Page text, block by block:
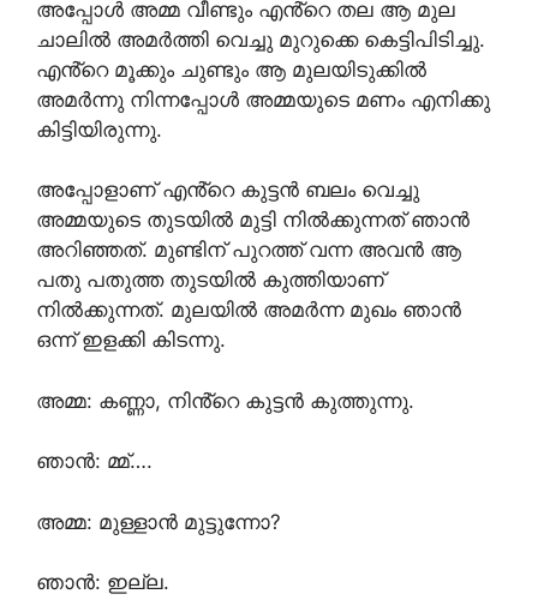
അപ്പോൾ അമ്മ വീണ്ടും എൻ്റെ തല ആ മുല
ചാലിൽ അമർത്തി വെച്ചു മുറുക്കെ കെട്ടിപിടിച്ചു.
എൻ്റെ മൂക്കും ചുണ്ടും ആ മുലയിടുക്കിൽ
അമർന്നു നിന്നപ്പോൾ അമ്മയുടെ മണം എനിക്കു
കിട്ടിയിരുന്നു.
അപ്പോളാണ് എൻ്റെ കുട്ടൻ ബലം വെച്ചു
അമ്മയുടെ തുടയിൽ മുട്ടി നിൽക്കുന്നത് ഞാൻ
അറിഞ്ഞത്. മുണ്ടിന് പുറത്ത് വന്ന അവൻ ആ
പതു പതുത്ത തുടയിൽ കുത്തിയാണ്
നിൽക്കുന്നത്. മുലയിൽ അമർന്ന മുഖം ഞാൻ
ഒന്ന് ഇളക്കി കിടന്നു.
അമ്മ: കണ്ണാ, നിൻ്റെ കുട്ടൻ കുത്തുന്നു.
ഞാൻ: മ്മ്….
അമ്മ: മുള്ളാൻ മുട്ടുന്നോ?
ഞാൻ: ഇല്ല.